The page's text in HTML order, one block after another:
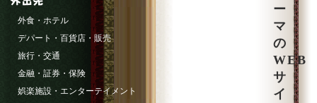
ー
マ
の
WEB
サ
イ
外食・ホテル
デパート・百貨店・販売
旅行・交通
金融・証券・保険
娯楽施設・エンターテイメント